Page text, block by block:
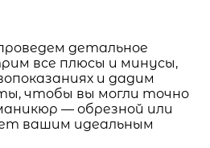
детальное
все плюсы и минусы,
и дадим
чтобы вы могли точно
— обрезной или
вашим идеальным